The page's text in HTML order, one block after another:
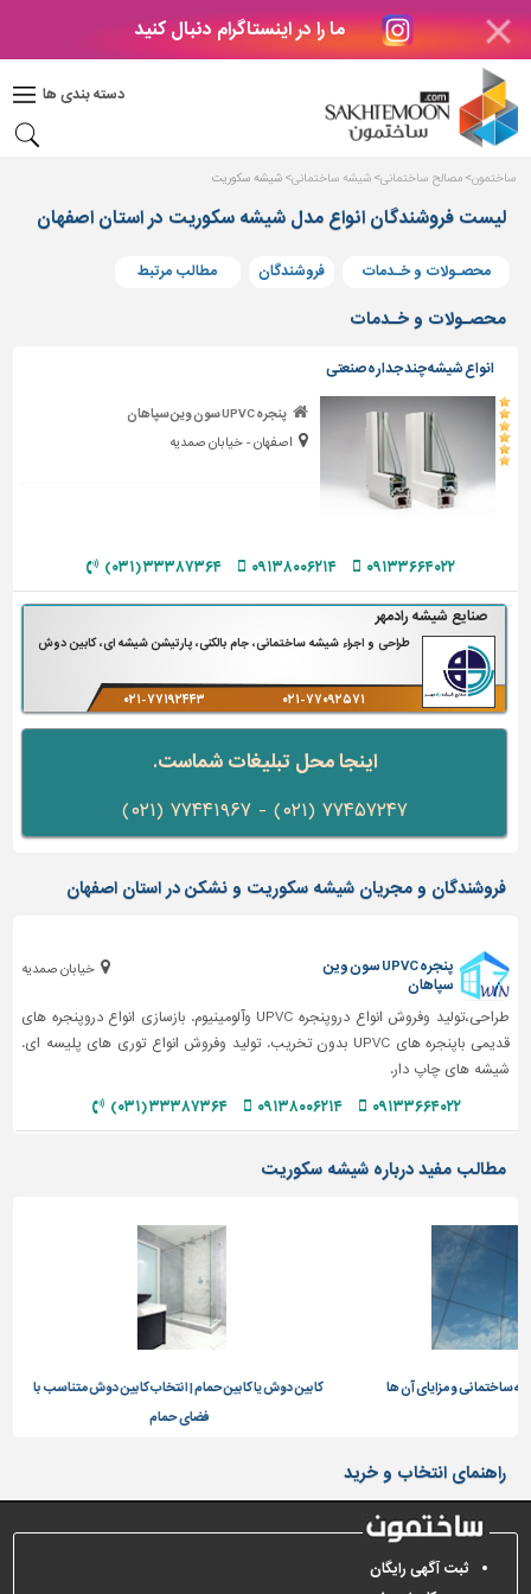
ما را در اینستاگرام دنبال کنید
دسته بندی ها
دکوراسیون
بتن
های
بتنی
و
پنجره
ساختمانی
پله،
نرده
و
حفاظ
کفپوش
و
سنگ
سرویس
بهداشتی
ابزار،یراق
برقی،روشنایی،ایمنی
محوطه
نما
ساخت
و
ساز
تاسیسات
ساختمان
شهرسازی،
و
سایر
ساختمون مصالح ساختمانی شیشه ساختمانی شیشه سکوریت
لیست فروشندگان انواع مدل شیشه سکوریت در استان اصفهان
محصـولات و خـدمات فروشندگان مطالب مرتبط
محصـولات و خـدمات
انواع شیشه چند جداره صنعتی
پنجره UPVC سون وین سپاهان
اصفهان - خیابان صمدیه
۰۹۱۳۳۶۶۴۰۲۲ ۰۹۱۳۸۰۰۶۲۱۴ ۳۳۳۸۷۳۶۴ (۰۳۱)
صنایع شیشه رادمهر
طراحی و اجراء شیشه ساختمانی، جام بالکنی، پارتیشن شیشه ای، کابین دوش
۰۲۱-۷۷۱۹۲۴۴۳ ۰۲۱-۷۷۰۹۲۵۷۱
اینجا محل تبلیغات شماست.
۷۷۴۵۷۲۴۷ (۰۲۱) - ۷۷۴۴۱۹۶۷ (۰۲۱)
فروشندگان و مجریان شیشه سکوریت و نشکن در استان اصفهان
خیابان صمدیه
پنجره UPVC سون وین
سپاهان
طراحی،تولید وفروش انواع دروپنجره UPVC وآلومینیوم. بازسازی انواع دروپنجره های
قدیمی باپنجره های UPVC بدون تخریب. تولید وفروش انواع توری های پلیسه ای.
شیشه های چاپ دار.
۰۹۱۳۳۶۶۴۰۲۲ ۰۹۱۳۸۰۰۶۲۱۴ ۳۳۳۸۷۳۶۴ (۰۳۱)
مطالب مفید درباره شیشه سکوریت
و مزایای آن ها
کابین دوش یا کابین حمام | انتخاب کابین دوش متناسب با
فضای حمام
راهنمای انتخاب و خرید
ثبت آگهی رایگان